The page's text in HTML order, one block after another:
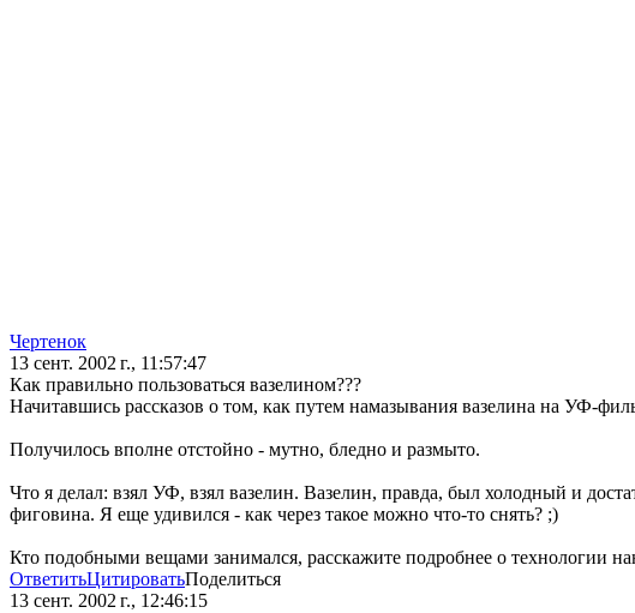
Чертенок
13 сент. 2002 г., 11:57:47
Как правильно пользоваться вазелином???
Начитавшись рассказов о том, как путем намазывания вазелина на УФ-
Получилось вполне отстойно - мутно, бледно и размыто.
Что я делал: взял УФ, взял вазелин. Вазелин, правда, был холодный и
фиговина. Я еще удивился - как через такое можно что-то снять? ;)
Кто подобными вещами занимался, расскажите подробнее о технологии
ОтветитьЦитироватьПоделиться
13 сент. 2002 г., 12:46:15